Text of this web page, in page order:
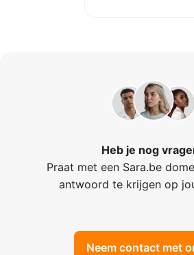
Heb je nog
Praat met een Sara.be
antwoord te krijgen op
Neem contact met